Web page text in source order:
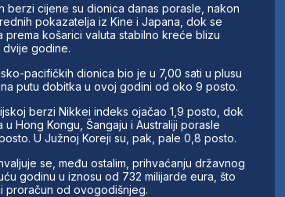
berzi cijene su dionica danas porasle, nakon
pokazatelja iz Kine i Japana, dok se
prema košarici valuta stabilno kreće blizu
dvije godine.
pacifičkih dionica bio je u 7,00 sati u plusu
putu dobitka u ovoj godini od oko 9 posto.
berzi Nikkei indeks ojačao 1,9 posto, dok
u Hong Kongu, Šangaju i Australiji porasle
U Južnoj Koreji su, pak, pale 0,8 posto.
se, među ostalim, prihvaćanju državnog
godinu u iznosu od 732 milijarde eura, što
proračun od ovogodišnjeg.